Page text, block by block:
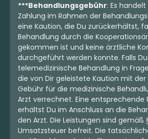
***Behandlungsgebühr: Es
Zahlung im Rahmen der
eine Kaution, die Du zurückerhältst,
Behandlung durch die
gekommen ist und keine ärztliche
durchgeführt werden konnte. Falls
telemedizinische Behandlung in
die von Dir geleistete Kaution mit
Gebühr für die medizinische
Arzt verrechnet. Eine entsprechende
erhältst Du im Anschluss an die
den Arzt. Die Leistungen sind gemäß
Umsatzsteuer befreit. Die